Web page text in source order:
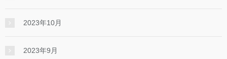
2023年10月
2023年9月